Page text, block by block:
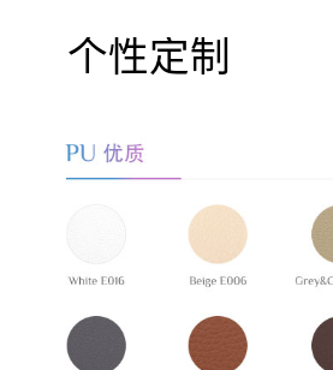
个性定制